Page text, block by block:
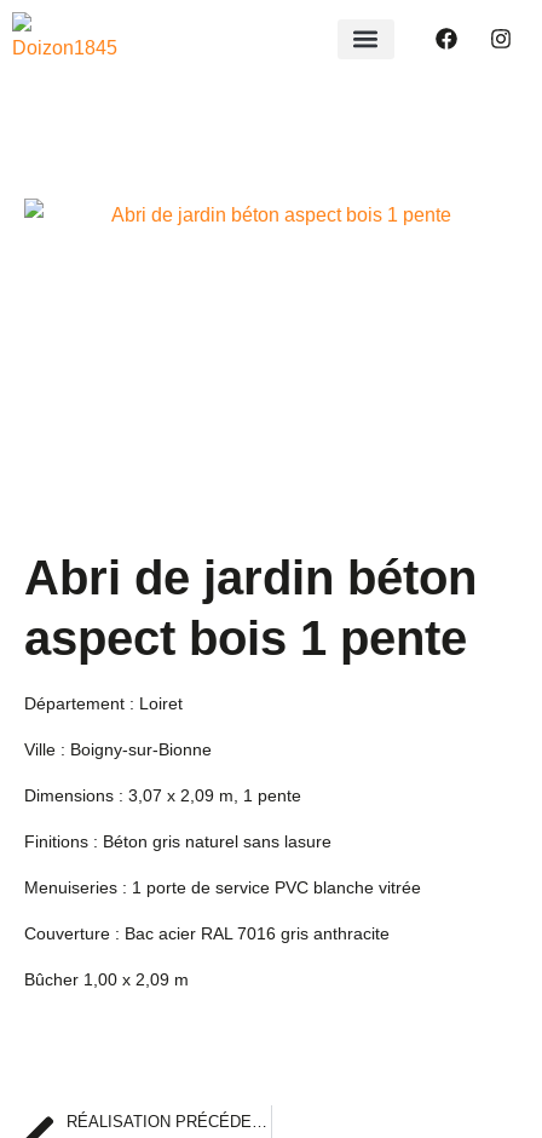
Abri de jardin béton
aspect bois 1 pente
Département : Loiret
Ville : Boigny-sur-Bionne
Dimensions : 3,07 x 2,09 m, 1 pente
Finitions : Béton gris naturel sans lasure
Menuiseries : 1 porte de service PVC blanche vitrée
Couverture : Bac acier RAL 7016 gris anthracite
Bûcher 1,00 x 2,09 m
RÉALISATION PRÉCÉDENTE